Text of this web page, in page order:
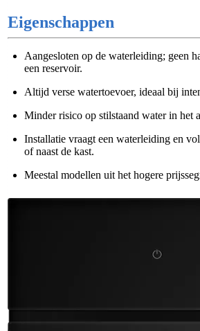
Eigenschappen
Aangesloten op de waterleiding; geen
een reservoir.
Altijd verse watertoevoer, ideaal bij
Minder risico op stilstaand water in het
Installatie vraagt een waterleiding en
of naast de kast.
Meestal modellen uit het hogere